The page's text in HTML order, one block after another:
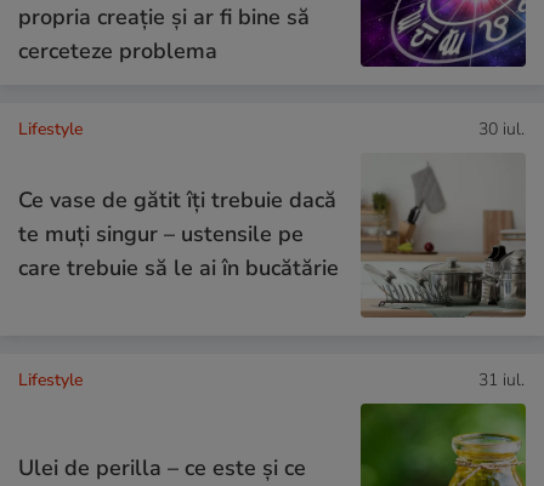
propria creație și ar fi bine să
cerceteze problema
Lifestyle 30 iul.
Ce vase de gătit îți trebuie dacă
te muți singur – ustensile pe
care trebuie să le ai în bucătărie
Lifestyle 31 iul.
Ulei de perilla – ce este și ce